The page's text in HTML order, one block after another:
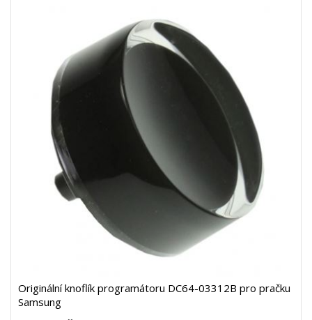
Originální knoflík programátoru DC64-03312B pro pračku
Samsung